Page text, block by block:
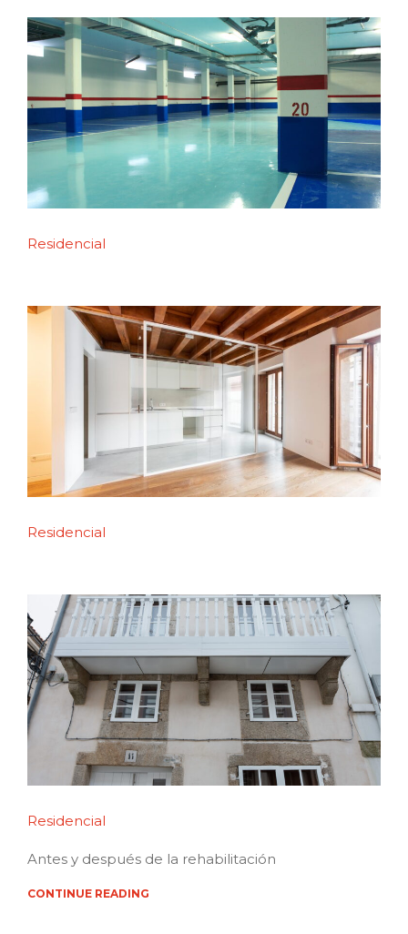
Residencial
Residencial
Residencial
Antes y después de la rehabilitación
CONTINUE READING